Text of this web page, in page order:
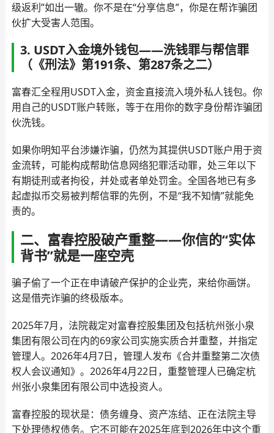
级返利”如出一辙。你不是在“分享信息”，你是在帮诈骗团
伙扩大受害人范围。
3. USDT入金境外钱包——洗钱罪与帮信罪
（《刑法》第191条、第287条之二）
富春汇全程用USDT入金，资金直接流入境外私人钱包。你
用自己的USDT账户转账，等于在用你的数字身份帮诈骗团
伙洗钱。
如果你明知平台涉嫌诈骗，仍然为其提供USDT账户用于资
金流转，可能构成帮助信息网络犯罪活动罪，处三年以下
有期徒刑或者拘役，并处或者单处罚金。全国各地已有多
起虚拟币交易被判帮信罪的先例，不是“我不知情”就能免
责的。
二、富春控股破产重整——你信的“实体
背书”就是一座空壳
骗子偷了一个正在申请破产保护的企业壳，来给你画饼。
这是借壳诈骗的终极版本。
2025年7月，法院裁定对富春控股集团及包括杭州张小泉
集团有限公司在内的69家公司实施实质合并重整，并指定
管理人。2026年4月7日，管理人发布《合并重整第二次债
权人会议通知》。2026年4月22日，重整管理人已确定杭
州张小泉集团有限公司中选投资人。
富春控股的现状是：债务缠身、资产冻结、正在法院主导
下处理债权债务。它不可能在2025年底到2026年中这个重